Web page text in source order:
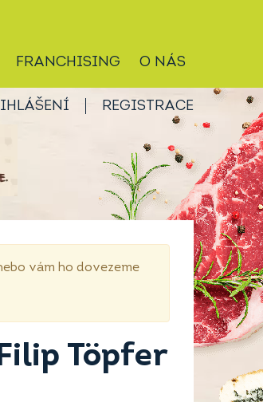
FRANCHISING O NÁS
REGISTRACE
vám ho dovezeme
Töpfer